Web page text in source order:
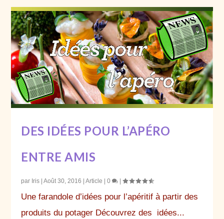
DES IDÉES POUR L’APÉRO
ENTRE AMIS
par Iris |Août 30, 2016 |Article |0 |
Une farandole d’idées pour l’apéritif à partir des
produits du potager Découvrez des idées...